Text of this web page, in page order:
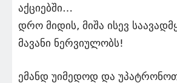
აქციებში…
დრო მიდის, მიშა ისევ
მავანი ნერვიულობს!
ემანდ უიმედოდ და